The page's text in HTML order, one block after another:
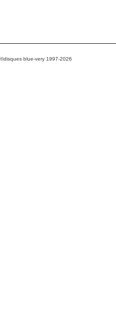
©disques blue-very 1997-2026